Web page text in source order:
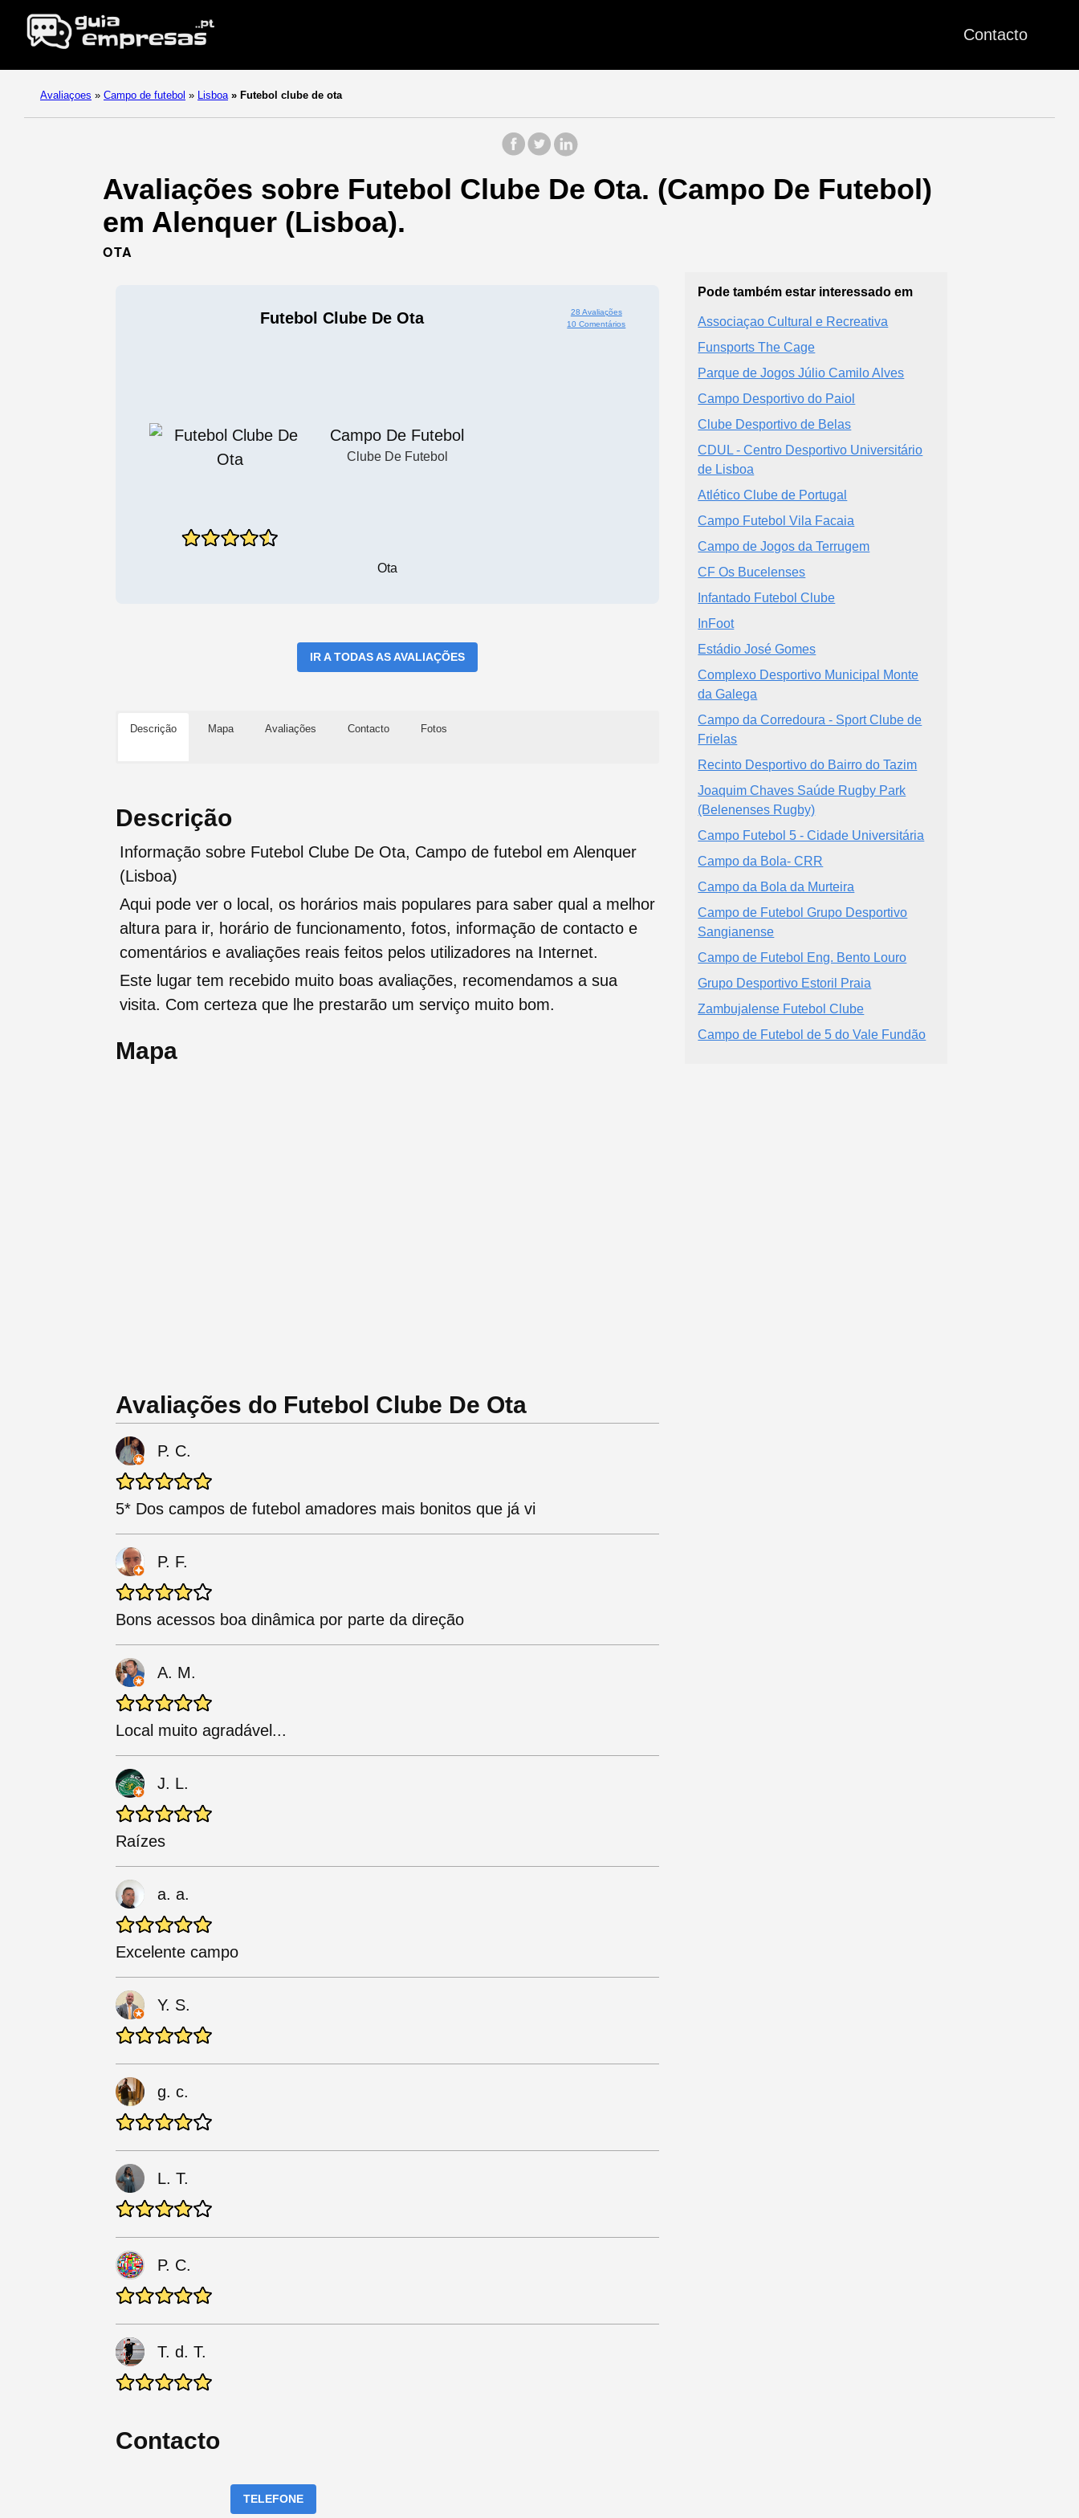
Contacto
Avaliaçoes » Campo de futebol » Lisboa » Futebol clube de ota
Avaliações sobre Futebol Clube De Ota. (Campo De Futebol)
em Alenquer (Lisboa).
OTA
Futebol Clube De Ota
28 Avaliações
10 Comentários
Campo De Futebol
Clube De Futebol
Ota
IR A TODAS AS AVALIAÇÕES
Descrição Mapa Avaliações Contacto Fotos
Descrição
Informação sobre Futebol Clube De Ota, Campo de futebol em Alenquer
(Lisboa)
Aqui pode ver o local, os horários mais populares para saber qual a melhor
altura para ir, horário de funcionamento, fotos, informação de contacto e
comentários e avaliações reais feitos pelos utilizadores na Internet.
Este lugar tem recebido muito boas avaliações, recomendamos a sua
visita. Com certeza que lhe prestarão um serviço muito bom.
Mapa
Avaliações do Futebol Clube De Ota
P. C.
5* Dos campos de futebol amadores mais bonitos que já vi
P. F.
Bons acessos boa dinâmica por parte da direção
A. M.
Local muito agradável...
J. L.
Raízes
a. a.
Excelente campo
Y. S.
g. c.
L. T.
P. C.
T. d. T.
Contacto
TELEFONE
Pode também estar interessado em
Associaçao Cultural e Recreativa
Funsports The Cage
Parque de Jogos Júlio Camilo Alves
Campo Desportivo do Paiol
Clube Desportivo de Belas
CDUL - Centro Desportivo Universitário
de Lisboa
Atlético Clube de Portugal
Campo Futebol Vila Facaia
Campo de Jogos da Terrugem
CF Os Bucelenses
Infantado Futebol Clube
InFoot
Estádio José Gomes
Complexo Desportivo Municipal Monte
da Galega
Campo da Corredoura - Sport Clube de
Frielas
Recinto Desportivo do Bairro do Tazim
Joaquim Chaves Saúde Rugby Park
(Belenenses Rugby)
Campo Futebol 5 - Cidade Universitária
Campo da Bola- CRR
Campo da Bola da Murteira
Campo de Futebol Grupo Desportivo
Sangianense
Campo de Futebol Eng. Bento Louro
Grupo Desportivo Estoril Praia
Zambujalense Futebol Clube
Campo de Futebol de 5 do Vale Fundão